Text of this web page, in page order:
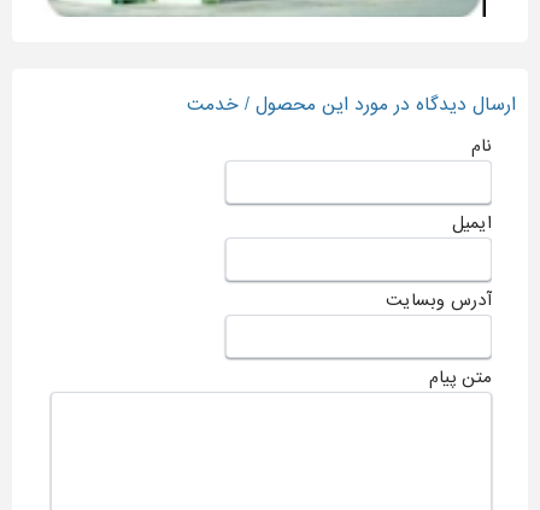
ارسال دیدگاه در مورد این محصول / خدمت
نام
ایمیل
آدرس وبسایت
متن پیام